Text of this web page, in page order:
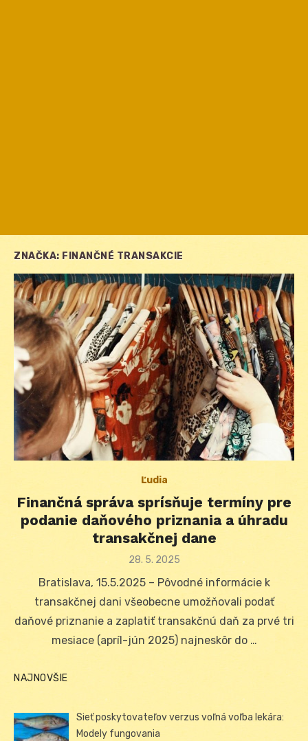
ZNAČKA: FINANČNÉ TRANSAKCIE
Ľudia
Finančná správa sprísňuje termíny pre
podanie daňového priznania a úhradu
transakčnej dane
Posted
28. 5. 2025
Bratislava, 15.5.2025 – Pôvodné informácie k
transakčnej dani všeobecne umožňovali podať
daňové priznanie a zaplatiť transakčnú daň za prvé tri
mesiace (apríl-jún 2025) najneskôr do …
NAJNOVŠIE
Sieť poskytovateľov verzus voľná voľba lekára:
Modely fungovania